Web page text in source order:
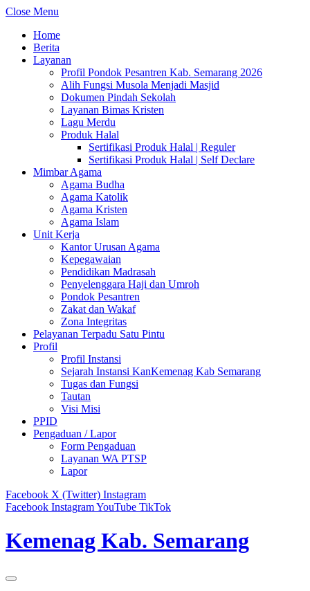
Close Menu
Home
Berita
Layanan
Profil Pondok Pesantren Kab. Semarang 2026
Alih Fungsi Musola Menjadi Masjid
Dokumen Pindah Sekolah
Layanan Bimas Kristen
Lagu Merdu
Produk Halal
Sertifikasi Produk Halal | Reguler
Sertifikasi Produk Halal | Self Declare
Mimbar Agama
Agama Budha
Agama Katolik
Agama Kristen
Agama Islam
Unit Kerja
Kantor Urusan Agama
Kepegawaian
Pendidikan Madrasah
Penyelenggara Haji dan Umroh
Pondok Pesantren
Zakat dan Wakaf
Zona Integritas
Pelayanan Terpadu Satu Pintu
Profil
Profil Instansi
Sejarah Instansi KanKemenag Kab Semarang
Tugas dan Fungsi
Tautan
Visi Misi
PPID
Pengaduan / Lapor
Form Pengaduan
Layanan WA PTSP
Lapor
Facebook X (Twitter) Instagram
Facebook InstagramYouTube TikTok
Kemenag Kab. Semarang